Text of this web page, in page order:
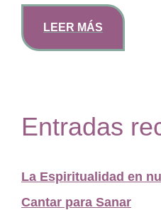
LEER MÁS
Entradas
La Espiritualidad en
Cantar para Sanar